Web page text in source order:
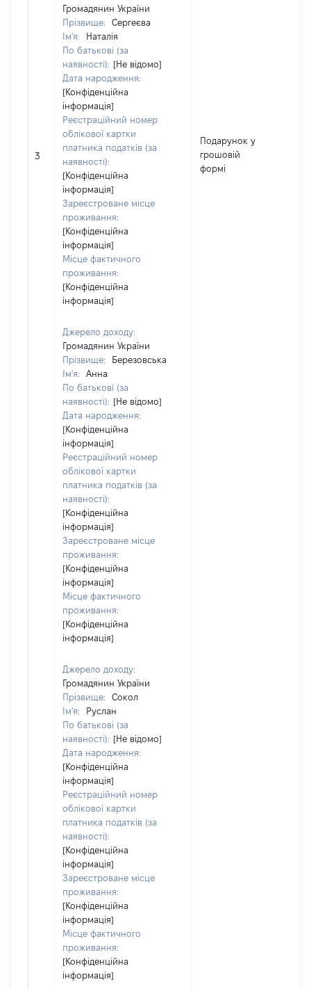
3
Громадянин України
Прізвище:
Сергеєва
Ім'я:
Наталія
По батькові (за
наявності): [Не відомо]
Дата народження:
[Конфіденційна
інформація]
Реєстраційний номер
облікової картки
платника податків (за
наявності):
[Конфіденційна
інформація]
Зареєстроване місце
проживання:
[Конфіденційна
інформація]
Місце фактичного
проживання:
[Конфіденційна
інформація]
Джерело доходу:
Громадянин України
Прізвище:
Березовська
Ім'я:
Анна
По батькові (за
наявності): [Не відомо]
Дата народження:
[Конфіденційна
інформація]
Реєстраційний номер
облікової картки
платника податків (за
наявності):
[Конфіденційна
інформація]
Зареєстроване місце
проживання:
[Конфіденційна
інформація]
Місце фактичного
проживання:
[Конфіденційна
інформація]
Джерело доходу:
Громадянин України
Прізвище:
Сокол
Ім'я:
Руслан
По батькові (за
наявності): [Не відомо]
Дата народження:
[Конфіденційна
інформація]
Реєстраційний номер
облікової картки
платника податків (за
наявності):
[Конфіденційна
інформація]
Зареєстроване місце
проживання:
[Конфіденційна
інформація]
Місце фактичного
проживання:
[Конфіденційна
інформація]
Подарунок у
грошовій
формі